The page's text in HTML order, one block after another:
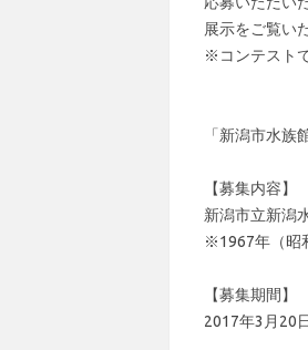
展示をご覧い
※コンテスト
「新潟市⽔族
【募集内容】
新潟市⽴新潟
※1967年（昭
【募集期間】
2017年3⽉20